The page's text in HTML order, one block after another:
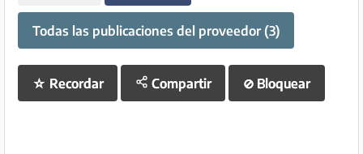
Todas las publicaciones del proveedor (3)
☆ Recordar Compartir ⊘ Bloquear